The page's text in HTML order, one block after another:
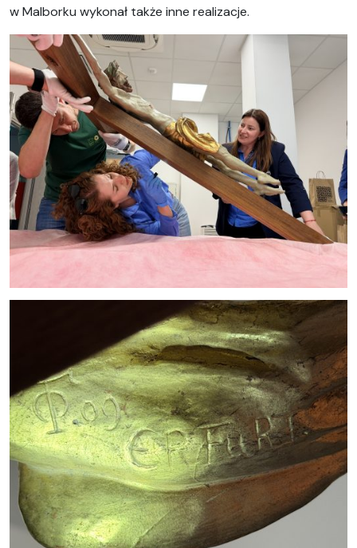
w Malborku wykonał także inne realizacje.